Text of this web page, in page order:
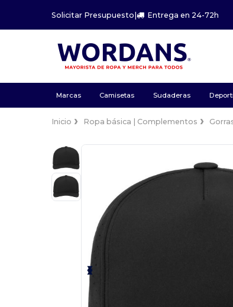
Solicitar Presupuesto| Entrega en 24-72h
Marcas Camisetas Sudaderas
Inicio Ropa básica | Complementos